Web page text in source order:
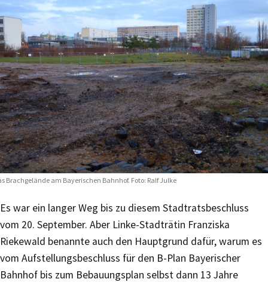
Brachgelände am Bayerischen Bahnhof. Foto: Ralf Julke
Es war ein langer Weg bis zu diesem Stadtratsbeschluss
vom 20. September. Aber Linke-Stadträtin Franziska
Riekewald benannte auch den Hauptgrund dafür, warum es
vom Aufstellungsbeschluss für den B-Plan Bayerischer
Bahnhof bis zum Bebauungsplan selbst dann 13 Jahre